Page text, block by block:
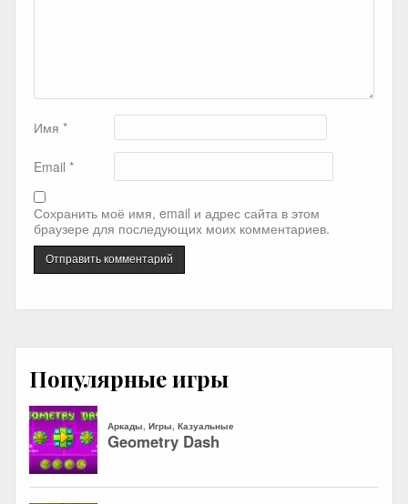
Имя *
Email *
Сохранить моё имя, email и адрес сайта в этом
браузере для последующих моих комментариев.
Популярные игры